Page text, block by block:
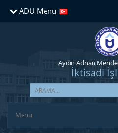
ADU Menu
Aydın Adnan
İktisadi
Menü